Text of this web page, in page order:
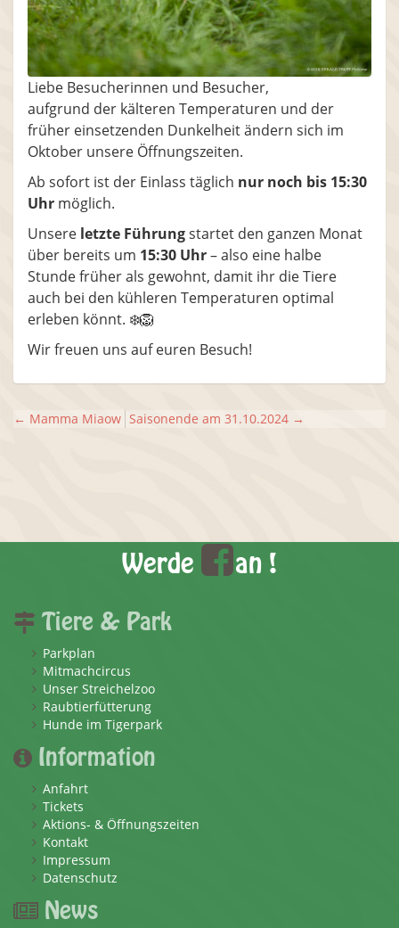
Liebe Besucherinnen und Besucher,
aufgrund der kälteren Temperaturen und der
früher einsetzenden Dunkelheit ändern sich im
Oktober unsere Öffnungszeiten.
Ab sofort ist der Einlass täglich nur noch bis 15:30
Uhr möglich.
Unsere letzte Führungstartet den ganzen Monat
über bereits um 15:30 Uhr– also eine halbe
Stunde früher als gewohnt, damit ihr die Tiere
auch bei den kühleren Temperaturen optimal
erleben könnt. ❄️🦁
Wir freuen uns auf euren Besuch!
← Mamma Miaow Saisonende am 31.10.2024 →
Werde an !
Tiere & Park
Parkplan
Mitmachcircus
Unser Streichelzoo
Raubtierfütterung
Hunde im Tigerpark
Information
Anfahrt
Tickets
Aktions- & Öffnungszeiten
Kontakt
Impressum
Datenschutz
News